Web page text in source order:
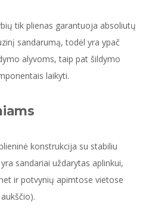
tik plienas garantuoja absoliutų
sandarumą, todėl yra ypač
alyvoms, taip pat šildymo
laikyti.
konstrukcija su stabiliu
sandariai uždarytas aplinkui,
ir potvynių apimtose vietose